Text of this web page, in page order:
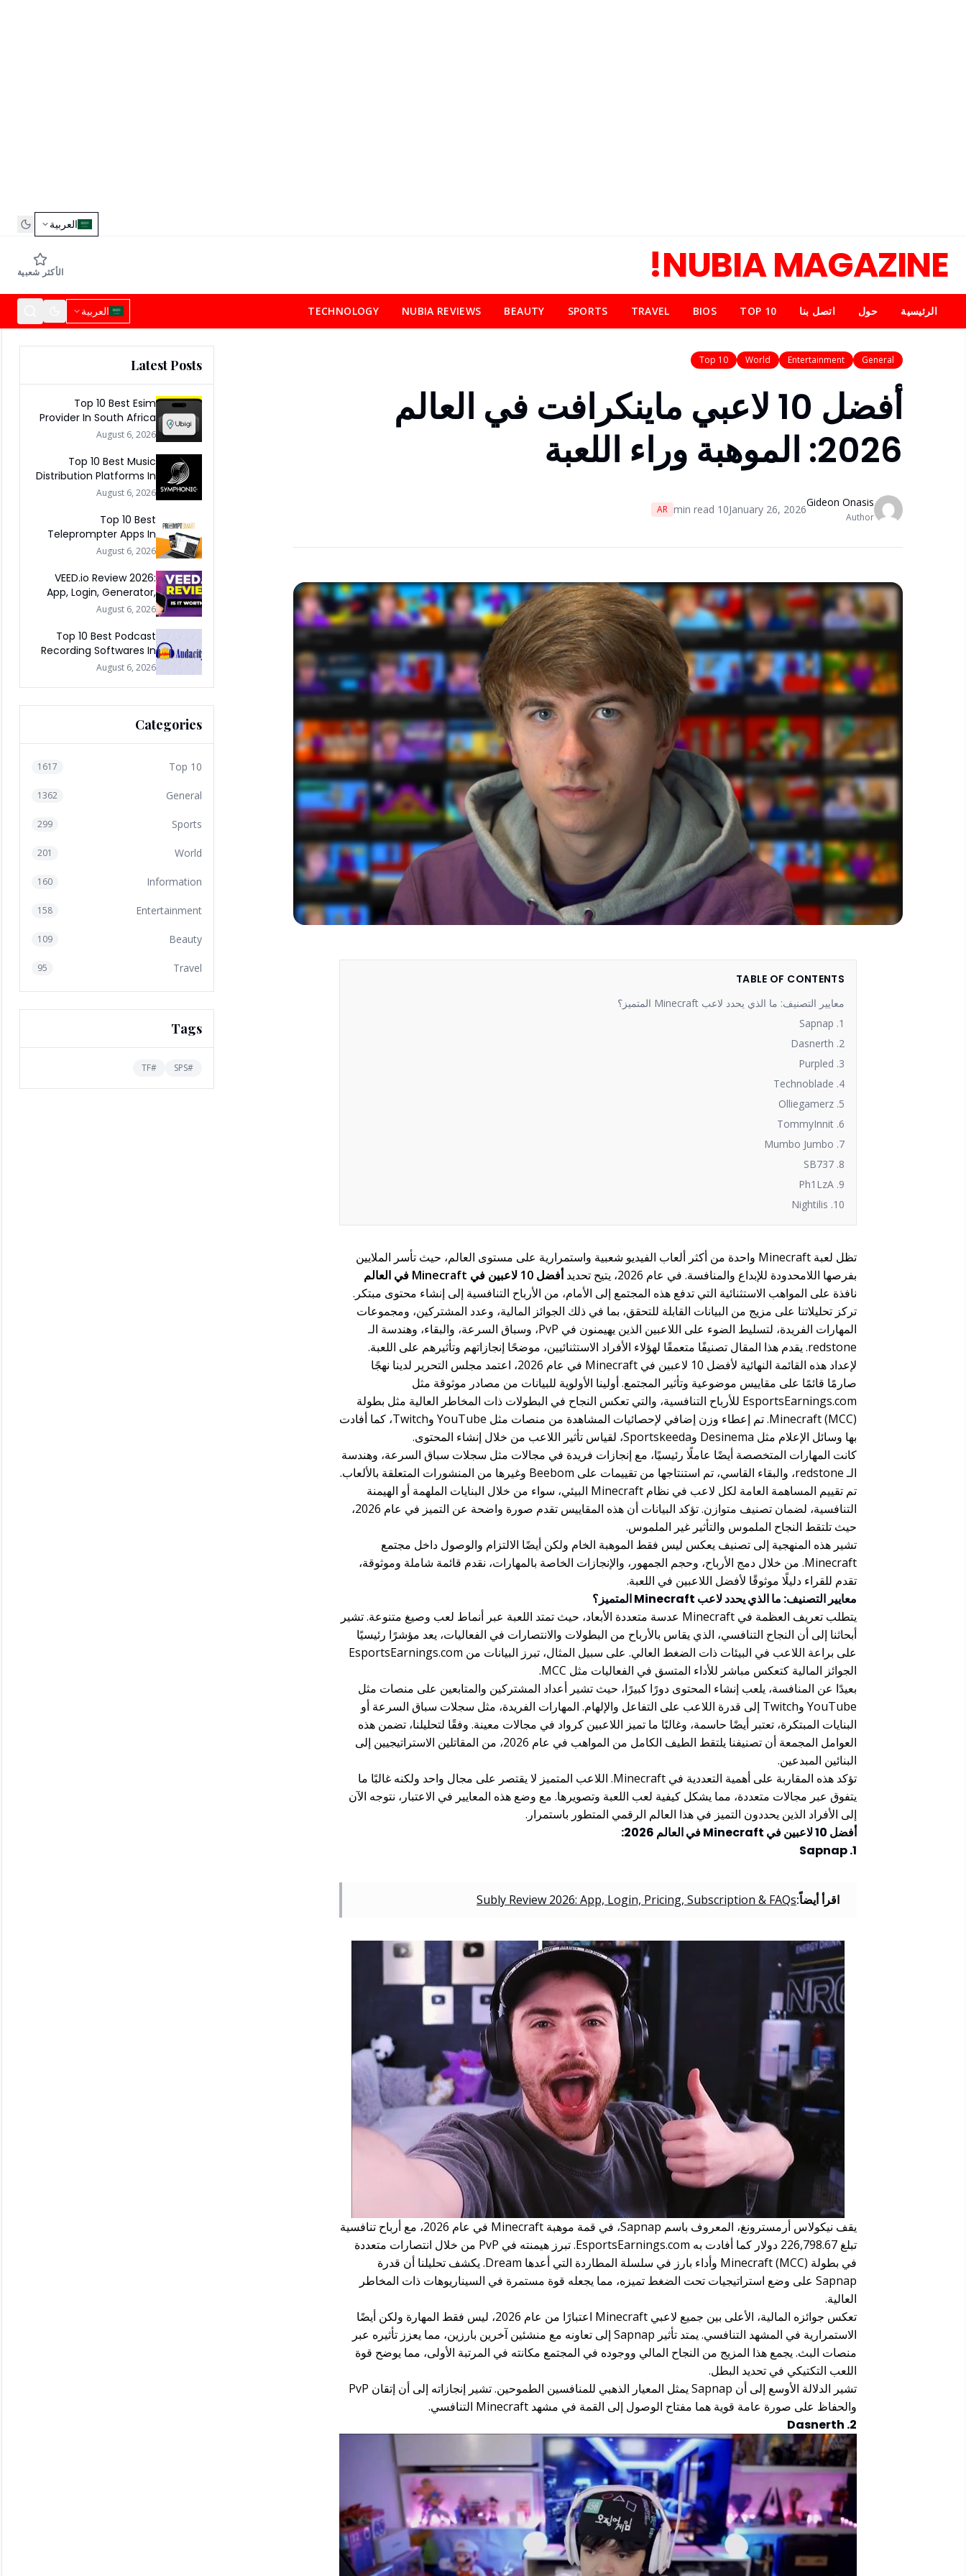
العربية
NUBIA MAGAZINE! الأكثر شعبية
الرئيسية حول اتصل بنا TOP 10
BIOS
TRAVEL
SPORTS
BEAUTY
NUBIA REVIEWS
TECHNOLOGY العربية
General
Entertainment
World
Top 10
أفضل 10 لاعبي ماينكرافت في العالم
2026: الموهبة وراء اللعبة
Gideon Onasis
Author
January 26, 2026
10
AR
TABLE OF CONTENTS
معايير التصنيف: ما الذي يحدد لاعب Minecraft المتميز؟
1. Sapnap
2. Dasnerth
3. Purpled
4. Technoblade
5. Olliegamerz
6. TommyInnit
7. Mumbo Jumbo
8. SB737
9. Ph1LzA
10. Nightilis
تظل لعبة Minecraft واحدة من أكثر ألعاب الفيديو شعبية واستمرارية على مستوى العالم، حيث تأسر الملايين
بفرصها اللامحدودة للإبداع والمنافسة. في عام 2026، يتيح تحديد
أفضل 10 لاعبين في Minecraft في العالم
نافذة على المواهب الاستثنائية التي تدفع هذه المجتمع إلى الأمام، من الأرباح التنافسية إلى إنشاء محتوى مبتكر.
تركز تحليلاتنا على مزيج من البيانات القابلة للتحقق، بما في ذلك الجوائز المالية، وعدد المشتركين، ومجموعات
المهارات الفريدة، لتسليط الضوء على اللاعبين الذين يهيمنون في PvP، وسباق السرعة، والبقاء، وهندسة الـ
redstone. يقدم هذا المقال تصنيفًا متعمقًا لهؤلاء الأفراد الاستثنائيين، موضحًا إنجازاتهم وتأثيرهم على اللعبة.
لإعداد هذه القائمة النهائية لأفضل 10 لاعبين في Minecraft في عام 2026، اعتمد مجلس التحرير لدينا نهجًا
صارمًا قائمًا على مقاييس موضوعية وتأثير المجتمع. أولينا الأولوية للبيانات من مصادر موثوقة مثل
EsportsEarnings.com للأرباح التنافسية، والتي تعكس النجاح في البطولات ذات المخاطر العالية مثل بطولة
Minecraft (MCC). تم إعطاء وزن إضافي لإحصائيات المشاهدة من منصات مثل YouTube وTwitch، كما أفادت
بها وسائل الإعلام مثل Desinema وSportskeeda، لقياس تأثير اللاعب من خلال إنشاء المحتوى.
كانت المهارات المتخصصة أيضًا عاملًا رئيسيًا، مع إنجازات فريدة في مجالات مثل سجلات سباق السرعة، وهندسة
الـ redstone، والبقاء القاسي، تم استنتاجها من تقييمات على Beebom وغيرها من المنشورات المتعلقة بالألعاب.
تم تقييم المساهمة العامة لكل لاعب في نظام Minecraft البيئي، سواء من خلال البنايات الملهمة أو الهيمنة
التنافسية، لضمان تصنيف متوازن. تؤكد البيانات أن هذه المقاييس تقدم صورة واضحة عن التميز في عام 2026،
حيث تلتقط النجاح الملموس والتأثير غير الملموس.
تشير هذه المنهجية إلى تصنيف يعكس ليس فقط الموهبة الخام ولكن أيضًا الالتزام والوصول داخل مجتمع
Minecraft. من خلال دمج الأرباح، وحجم الجمهور، والإنجازات الخاصة بالمهارات، نقدم قائمة شاملة وموثوقة،
تقدم للقراء دليلًا موثوقًا لأفضل اللاعبين في اللعبة.
معايير التصنيف: ما الذي يحدد لاعب Minecraft المتميز؟
يتطلب تعريف العظمة في Minecraft عدسة متعددة الأبعاد، حيث تمتد اللعبة عبر أنماط لعب وصيغ متنوعة. تشير
أبحاثنا إلى أن النجاح التنافسي، الذي يقاس بالأرباح من البطولات والانتصارات في الفعاليات، يعد مؤشرًا رئيسيًا
على براعة اللاعب في البيئات ذات الضغط العالي. على سبيل المثال، تبرز البيانات من EsportsEarnings.com
الجوائز المالية كتعكس مباشر للأداء المتسق في الفعاليات مثل MCC.
بعيدًا عن المنافسة، يلعب إنشاء المحتوى دورًا كبيرًا، حيث تشير أعداد المشتركين والمتابعين على منصات مثل
YouTube وTwitch إلى قدرة اللاعب على التفاعل والإلهام. المهارات الفريدة، مثل سجلات سباق السرعة أو
البنايات المبتكرة، تعتبر أيضًا حاسمة، وغالبًا ما تميز اللاعبين كرواد في مجالات معينة. وفقًا لتحليلنا، تضمن هذه
العوامل المجمعة أن تصنيفنا يلتقط الطيف الكامل من المواهب في عام 2026، من المقاتلين الاستراتيجيين إلى
البنائين المبدعين.
تؤكد هذه المقاربة على أهمية التعددية في Minecraft. اللاعب المتميز لا يقتصر على مجال واحد ولكنه غالبًا ما
يتفوق عبر مجالات متعددة، مما يشكل كيفية لعب اللعبة وتصويرها. مع وضع هذه المعايير في الاعتبار، نتوجه الآن
إلى الأفراد الذين يحددون التميز في هذا العالم الرقمي المتطور باستمرار.
أفضل 10 لاعبين في Minecraft في العالم 2026:
1. Sapnap
اقرأ أيضاً:Subly Review 2026: App, Login, Pricing, Subscription & FAQs
يقف نيكولاس أرمسترونغ، المعروف باسم Sapnap، في قمة موهبة Minecraft في عام 2026، مع أرباح تنافسية
تبلغ 226,798.67 دولار كما أفادت به EsportsEarnings.com. تبرز هيمنته في PvP من خلال انتصارات متعددة
في بطولة Minecraft (MCC) وأداء بارز في سلسلة المطاردة التي أعدها Dream. يكشف تحليلنا أن قدرة
Sapnap على وضع استراتيجيات تحت الضغط تميزه، مما يجعله قوة مستمرة في السيناريوهات ذات المخاطر
العالية.
تعكس جوائزه المالية، الأعلى بين جميع لاعبي Minecraft اعتبارًا من عام 2026، ليس فقط المهارة ولكن أيضًا
الاستمرارية في المشهد التنافسي. يمتد تأثير Sapnap إلى تعاونه مع منشئين آخرين بارزين، مما يعزز تأثيره عبر
منصات البث. يجمع هذا المزيج من النجاح المالي ووجوده في المجتمع مكانته في المرتبة الأولى، مما يوضح قوة
اللعب التكتيكي في تحديد البطل.
تشير الدلالة الأوسع إلى أن Sapnap يمثل المعيار الذهبي للمنافسين الطموحين. تشير إنجازاته إلى أن إتقان PvP
والحفاظ على صورة عامة قوية هما مفتاح الوصول إلى القمة في مشهد Minecraft التنافسي.
2. Dasnerth
Latest Posts
Top 10 Best Esim
Provider In South Africa
2026
August 6, 2026
Top 10 Best Music
Distribution Platforms In
The World 2026
August 6, 2026
Top 10 Best
Teleprompter Apps In
2026
August 6, 2026
VEED.io Review 2026:
App, Login, Generator,
Download, AI & FAQs
August 6, 2026
Top 10 Best Podcast
Recording Softwares In
2026
August 6, 2026
Categories
Top 10
1617
General
1362
Sports
299
World
201
Information
160
Entertainment
158
Beauty
109
Travel
95
Tags
#
SPS
#
TF